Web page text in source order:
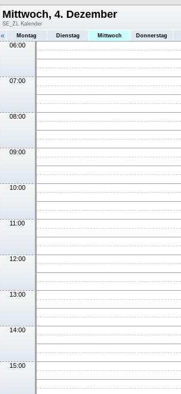
Mittwoch, 4. Dezember
SE_ZL Kalender
« Montag Dienstag Mittwoch Donnerstag
06:00
07:00
08:00
09:00
10:00
11:00
12:00
13:00
14:00
15:00